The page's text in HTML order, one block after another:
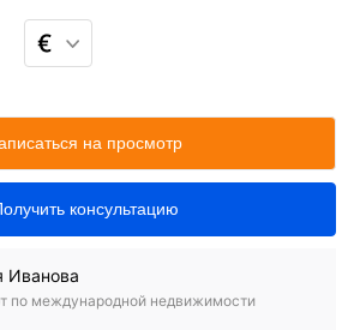
на просмотр
консультацию
Иванова
по международной недвижимости